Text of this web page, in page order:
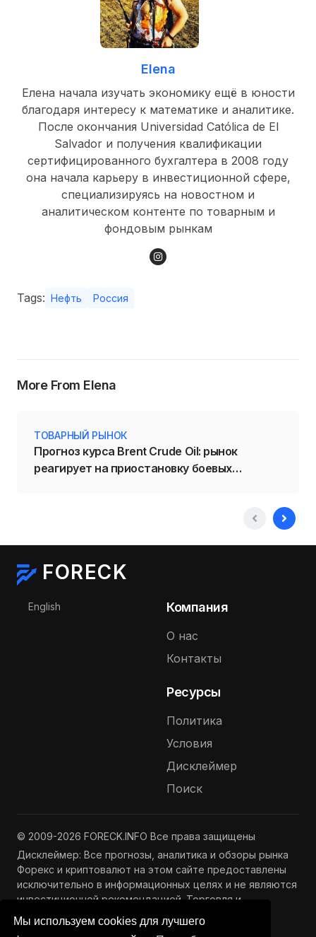
Мы используем cookies для лучшего
Elena
Елена начала изучать экономику ещё в юности
благодаря интересу к математике и аналитике.
После окончания Universidad Católica de El
Salvador и получения квалификации
сертифицированного бухгалтера в 2008 году
она начала карьеру в инвестиционной сфере,
специализируясь на новостном и
аналитическом контенте по товарным и
фондовым рынкам
Tags: Нефть Россия
More From Elena
ТОВАРНЫЙ РЫНОК
Прогноз курса Brent Crude Oil: рынок
реагирует на приостановку боевых
FORECK
Выберите язык
English Компания
О нас
Контакты
Ресурсы
Политика
Условия
Дисклеймер
Поиск
© 2009-2026 FORECK.INFO Все права защищены
Дисклеймер: Все прогнозы, аналитика и обзоры рынка
Форекс и криптовалют на этом сайте предоставлены
исключительно в информационных целях и не являются
инвестиционной рекомендацией. Торговля и
инвестиции связаны с риском потери капитала.
Подробнее —Полный дисклеймер